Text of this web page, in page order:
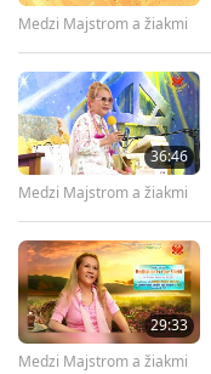
Medzi Majstrom a žiakmi
36:46
Medzi Majstrom a žiakmi
29:33
Medzi Majstrom a žiakmi